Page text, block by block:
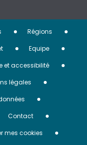
Régions
Equipe
et accessibilité
légales
Contact
mes cookies